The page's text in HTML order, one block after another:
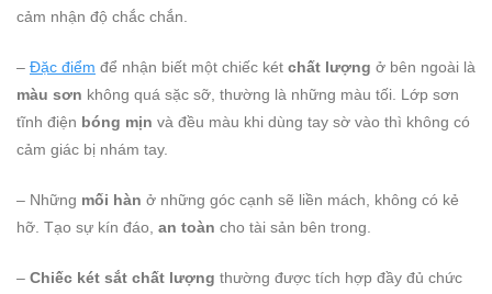
cảm nhận độ chắc chắn.
– Đặc điểm để nhận biết một chiếc két chất lượng ở bên ngoài là
màu sơn không quá sặc sỡ, thường là những màu tối. Lớp sơn
tĩnh điện bóng mịn và đều màu khi dùng tay sờ vào thì không có
cảm giác bị nhám tay.
– Những mối hàn ở những góc cạnh sẽ liền mách, không có kẻ
hỡ. Tạo sự kín đáo, an toàn cho tài sản bên trong.
– Chiếc két sắt chất lượng thường được tích hợp đầy đủ chức